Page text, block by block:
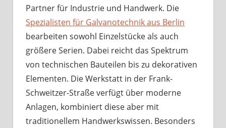
Partner für Industrie und Handwerk. Die
Spezialisten für Galvanotechnik aus Berlin
bearbeiten sowohl Einzelstücke als auch
größere Serien. Dabei reicht das Spektrum
von technischen Bauteilen bis zu dekorativen
Elementen. Die Werkstatt in der Frank-
Schweitzer-Straße verfügt über moderne
Anlagen, kombiniert diese aber mit
traditionellem Handwerkswissen. Besonders